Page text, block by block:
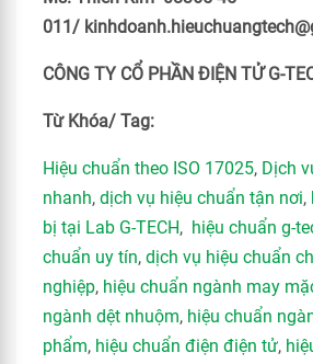
011/
CÔNG TY CỔ PHẦN ĐIỆN TỬ G-
Từ Khóa/ Tag:
Hiệu chuẩn theo ISO 17025, Dịch
nhanh, dịch vụ hiệu chuẩn tận nơi,
bị tại Lab G-TECH, hiệu chuẩn g-
chuẩn uy tín, dịch vụ hiệu chuẩn
nghiệp, hiệu chuẩn ngành may
ngành dệt nhuộm, hiệu chuẩn
phẩm, hiệu chuẩn điện điện tử,